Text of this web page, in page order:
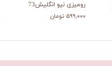
رومیزی نیو انگلیش73
۵۹۹,۰۰۰ تومان